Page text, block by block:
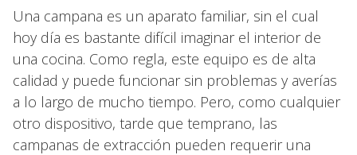
Una campana es un aparato familiar, sin el cual
hoy día es bastante difícil imaginar el interior de
una cocina. Como regla, este equipo es de alta
calidad y puede funcionar sin problemas y averías
a lo largo de mucho tiempo. Pero, como cualquier
otro dispositivo, tarde que temprano, las
campanas de extracción pueden requerir una